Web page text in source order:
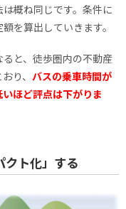
概ね同じです。条件に
を算出していきます。
と、徒歩圏内の不動産
り、 バスの乗車時間が
ほど評点は下がりま
クト化」する